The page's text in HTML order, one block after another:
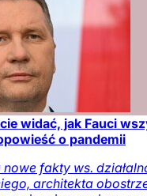
widać, jak Fauci
o pandemii
fakty ws.
architekta